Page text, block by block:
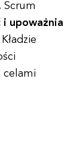
Scrum
upoważnia
Kładzie
celami